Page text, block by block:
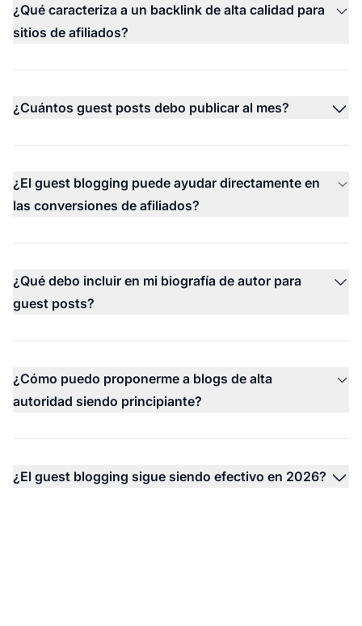
¿Qué caracteriza a un backlink de alta calidad para
sitios de afiliados?
¿Cuántos guest posts debo publicar al mes?
¿El guest blogging puede ayudar directamente en
las conversiones de afiliados?
¿Qué debo incluir en mi biografía de autor para
guest posts?
¿Cómo puedo proponerme a blogs de alta
autoridad siendo principiante?
¿El guest blogging sigue siendo efectivo en 2026?